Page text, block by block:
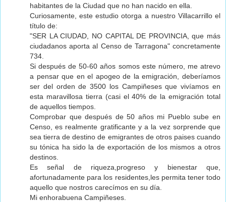
habitantes de la Ciudad que no han nacido en ella.
Curiosamente, este estudio otorga a nuestro Villacarrillo el
título de:
"SER LA CIUDAD, NO CAPITAL DE PROVINCIA, que más
ciudadanos aporta al Censo de Tarragona" concretamente
734.
Si después de 50-60 años somos este número, me atrevo
a pensar que en el apogeo de la emigración, deberíamos
ser del orden de 3500 los Campiñeses que vivíamos en
esta maravillosa tierra (casi el 40% de la emigración total
de aquellos tiempos.
Comprobar que después de 50 años mi Pueblo sube en
Censo, es realmente gratificante y a la vez sorprende que
sea tierra de destino de emigrantes de otros paises cuando
su tónica ha sido la de exportación de los mismos a otros
destinos.
Es señal de riqueza,progreso y bienestar que,
afortunadamente para los residentes,les permita tener todo
aquello que nostros carecímos en su día.
Mi enhorabuena Campiñeses.